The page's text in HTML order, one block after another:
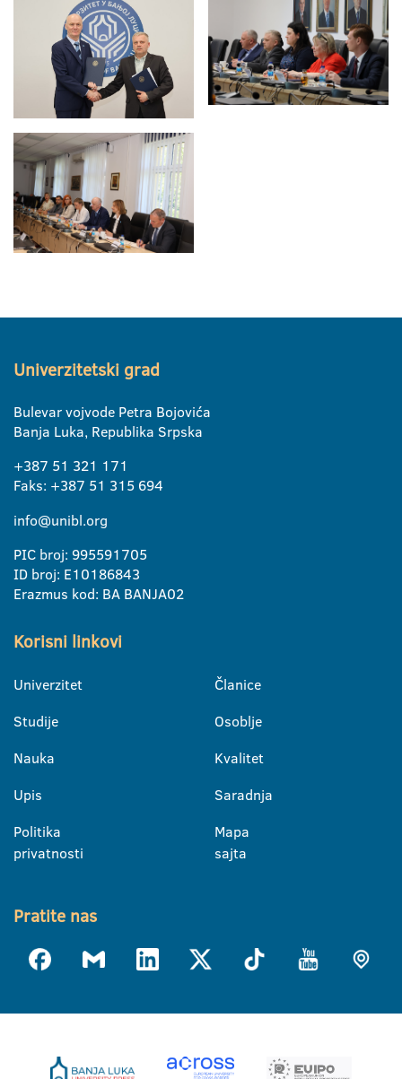
Univerzitetski grad
Bulevar vojvode Petra Bojovića
Banja Luka, Republika Srpska
+387 51 321 171
Faks: +387 51 315 694
info@unibl.org
PIC broj: 995591705
ID broj: E10186843
Erazmus kod: BA BANJA02
Korisni linkovi
Univerzitet
Studije
Nauka
Upis
Politika
privatnosti
Članice
Osoblje
Kvalitet
Saradnja
Mapa
sajta
Pratite nas